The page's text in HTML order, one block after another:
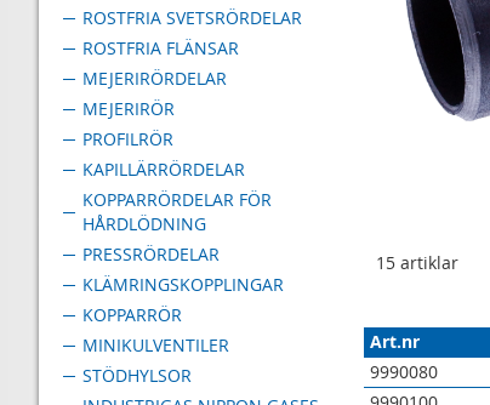
15 artiklar
Art.nr
9990080
ROSTFRIA SVETSRÖRDELAR
ROSTFRIA FLÄNSAR
MEJERIRÖRDELAR
MEJERIRÖR
PROFILRÖR
KAPILLÄRRÖRDELAR
KOPPARRÖRDELAR FÖR
HÅRDLÖDNING
PRESSRÖRDELAR
KLÄMRINGSKOPPLINGAR
KOPPARRÖR
MINIKULVENTILER
STÖDHYLSOR